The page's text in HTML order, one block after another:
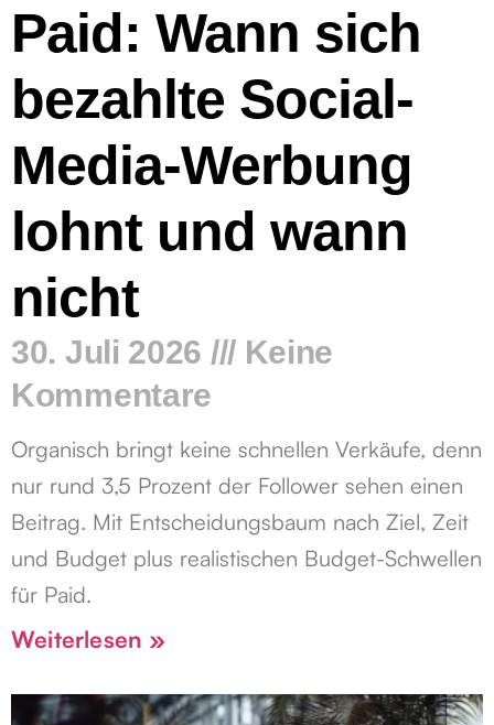
Paid: Wann sich
bezahlte Social-
Media-Werbung
lohnt und wann
nicht
30. Juli 2026
Keine
Kommentare
Organisch bringt keine schnellen Verkäufe, denn
nur rund 3,5 Prozent der Follower sehen einen
Beitrag. Mit Entscheidungsbaum nach Ziel, Zeit
und Budget plus realistischen Budget-Schwellen
für Paid.
Weiterlesen »